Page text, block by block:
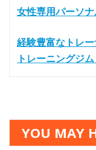
女性専用パーソ
経験豊富なトレ
トレーニングジ
YOU MAY